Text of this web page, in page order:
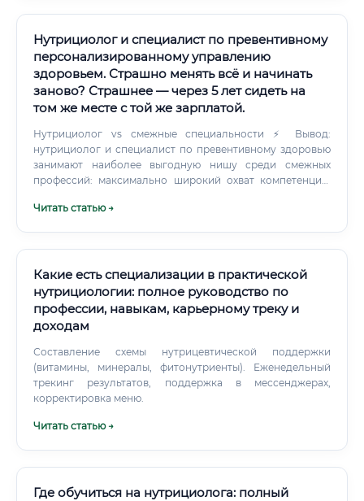
Нутрициолог и специалист по превентивному
персонализированному управлению
здоровьем. Страшно менять всё и начинать
заново? Страшнее — через 5 лет сидеть на
том же месте с той же зарплатой.
Нутрициолог vs смежные специальности ⚡ Вывод:
нутрициолог и специалист по превентивному здоровью
занимают наиболее выгодную нишу среди смежных
профессий: максимально широкий охват компетенций,
стремительно растущий спрос. Почему нутрициология
превентивной медицины и персонализированного
здравоохранения является одним из самых
быстрорастущих в мире. К 2030 году его объём может
превысить 700 млрд долларов.
Читать статью →
Какие есть специализации в практической
нутрициологии: полное руководство по
профессии, навыкам, карьерному треку и
доходам
Составление схемы нутрицевтической поддержки
(витамины, минералы, фитонутриенты). Еженедельный
трекинг результатов, поддержка в мессенджерах,
корректировка меню.
Читать статью →
Где обучиться на нутрициолога: полный